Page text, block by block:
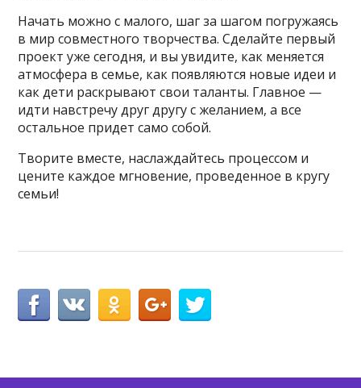
Начать можно с малого, шаг за шагом погружаясь
в мир совместного творчества. Сделайте первый
проект уже сегодня, и вы увидите, как меняется
атмосфера в семье, как появляются новые идеи и
как дети раскрывают свои таланты. Главное —
идти навстречу друг другу с желанием, а все
остальное придет само собой.
Творите вместе, наслаждайтесь процессом и
цените каждое мгновение, проведенное в кругу
семьи!